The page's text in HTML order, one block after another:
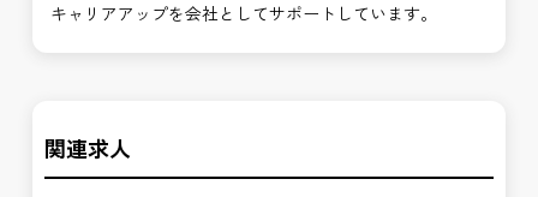
キャリアアップを会社としてサポートしています。
関連求人